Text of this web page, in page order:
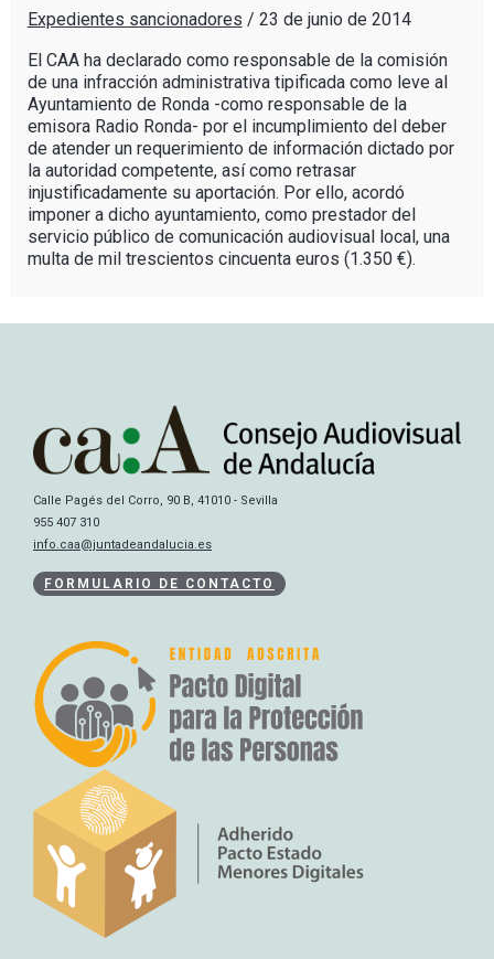
Expedientes sancionadores / 23 de junio de 2014
El CAA ha declarado como responsable de la comisión
de una infracción administrativa tipificada como leve al
Ayuntamiento de Ronda -como responsable de la
emisora Radio Ronda- por el incumplimiento del deber
de atender un requerimiento de información dictado por
la autoridad competente, así como retrasar
injustificadamente su aportación. Por ello, acordó
imponer a dicho ayuntamiento, como prestador del
servicio público de comunicación audiovisual local, una
multa de mil trescientos cincuenta euros (1.350 €).
Calle Pagés del Corro, 90 B, 41010 - Sevilla
955 407 310
info.caa@juntadeandalucia.es
FORMULARIO DE CONTACTO